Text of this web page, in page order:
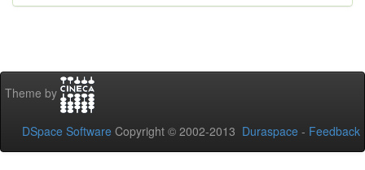
Theme by
DSpace Software Copyright © 2002-2013 Duraspace - Feedback